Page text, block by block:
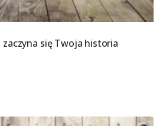
się Twoja historia